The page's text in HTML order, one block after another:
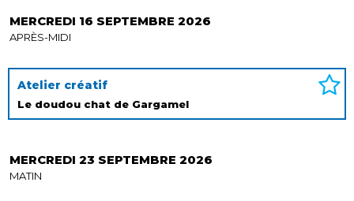
Atelier créatif
Le doudou chat de Gargamel
MERCREDI 16 SEPTEMBRE 2026
APRÈS-MIDI
MERCREDI 23 SEPTEMBRE 2026
MATIN